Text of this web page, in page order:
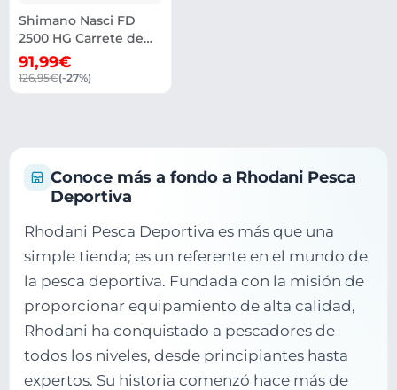
Shimano Nasci FD
2500 HG Carrete de
Pesca Spinning
91,99€
126,95€(-27%)
Conoce más a fondo a Rhodani Pesca
Deportiva
Rhodani Pesca Deportiva es más que una
simple tienda; es un referente en el mundo de
la pesca deportiva. Fundada con la misión de
proporcionar equipamiento de alta calidad,
Rhodani ha conquistado a pescadores de
todos los niveles, desde principiantes hasta
expertos. Su historia comenzó hace más de